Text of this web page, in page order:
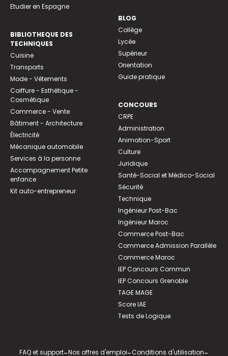
Etudier en Espagne
BIBLIOTHEQUE DES
TECHNIQUES
Cuisine
Transports
Mode - Vêtements
Coiffure - Esthétique -
Cosmétique
Commerce - Vente
Bâtiment - Architecture
Électricité
Mécanique automobile
Services à la personne
Accompagnement Petite
enfance
Kit auto-entrepreneur
BLOG
Collège
Lycée
Supérieur
Orientation
Guide pratique
CONCOURS
CRPE
Administration
Animation-Sport
Culture
Juridique
Santé-Social et Médico-Social
Sécurité
Technique
Ingénieur Post-Bac
Ingénieur Maroc
Commerce Post-Bac
Commerce Admission Parallèle
Commerce Maroc
IEP Concours Commun
IEP Concours Grenoble
TAGE MAGE
Score IAE
Tests de Logique
FAQ et support Nos offres d'emploi Conditions d'utilisation